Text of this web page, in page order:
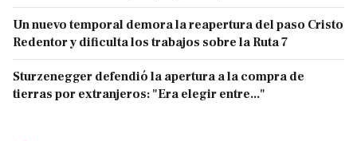
Un nuevo temporal demora la reapertura del paso Cristo
Redentor y dificulta los trabajos sobre la Ruta 7
Sturzenegger defendió la apertura a la compra de
tierras por extranjeros: "Era elegir entre..."